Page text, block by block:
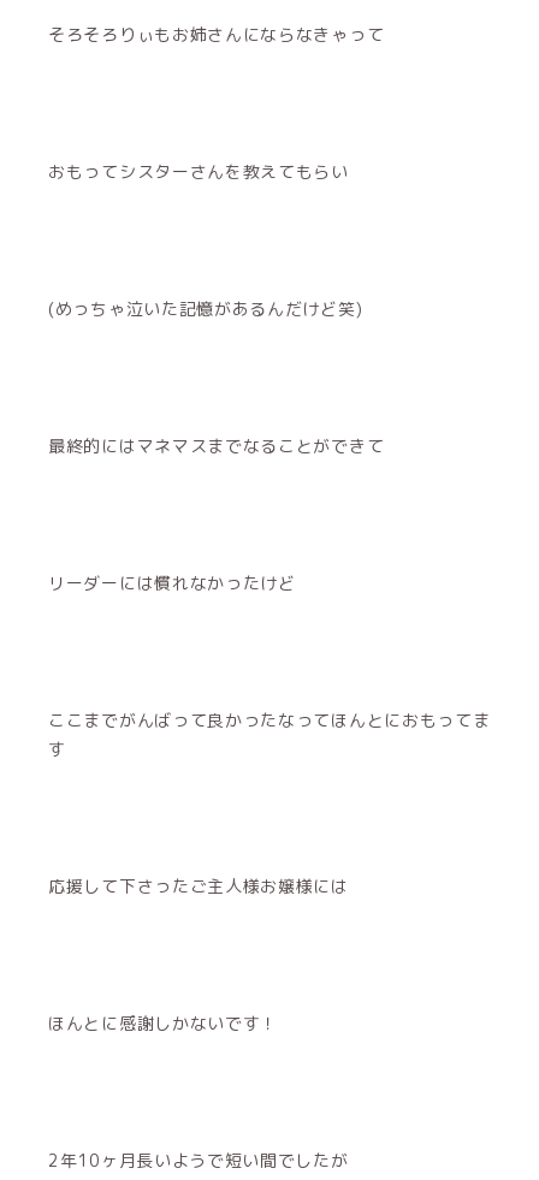
そろそろりぃもお姉さんにならなきゃって
おもってシスターさんを教えてもらい
(めっちゃ泣いた記憶があるんだけど笑)
最終的にはマネマスまでなることができて
リーダーには慣れなかったけど
ここまでがんばって良かったなってほんとにおもってま
す
応援して下さったご主人様お嬢様には
ほんとに感謝しかないです！
2年10ヶ月長いようで短い間でしたが